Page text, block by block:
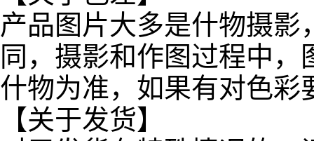
产品图片大多是什物摄
同，摄影和作图过程中
什物为准，如果有对色彩
【关于发货】